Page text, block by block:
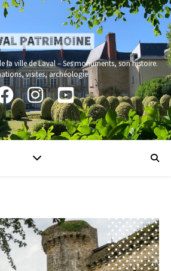
la ville de Laval – Ses monuments, son histoire.
visites, archéologie.